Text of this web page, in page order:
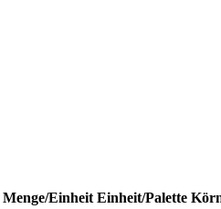
Menge/Einheit Einheit/Palette